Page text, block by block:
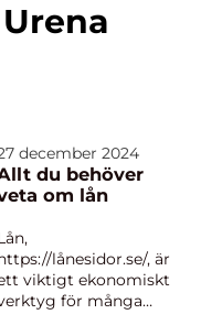
Urena
december 2024
du behöver
om lån
lånesidor.se/, är
viktigt ekonomiskt
för många